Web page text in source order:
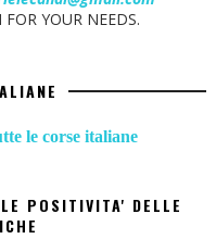
YOUR NEEDS.
le corse italiane
POSITIVITA' DELLE